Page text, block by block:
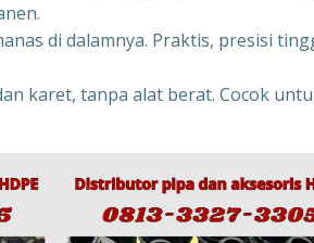
di dalamnya. Praktis, presisi
karet, tanpa alat berat. Cocok